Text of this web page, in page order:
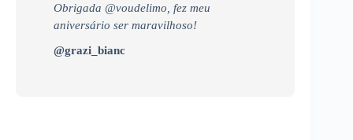
Obrigada @voudelimo, fez meu
aniversário ser maravilhoso!
@grazi_bianc